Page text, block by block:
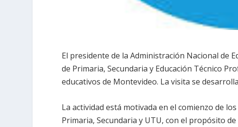
El presidente de la Administración Nacional de
de Primaria, Secundaria y Educación Técnico
educativos de Montevideo. La visita se
La actividad está motivada en el comienzo de
Primaria, Secundaria y UTU, con el propósito